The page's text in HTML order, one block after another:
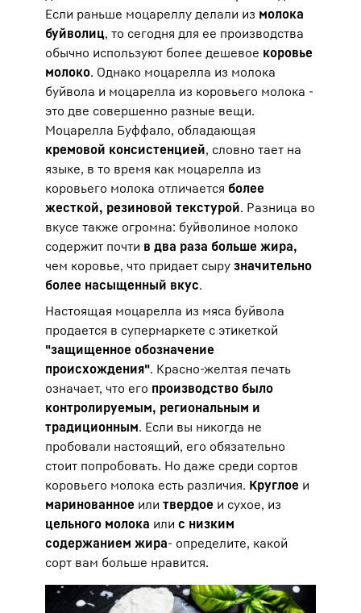
Если раньше моцареллу делали из молока
буйволиц, то сегодня для ее производства
обычно используют более дешевое коровье
молоко. Однако моцарелла из молока
буйвола и моцарелла из коровьего молока -
это две совершенно разные вещи.
Моцарелла Буффало, обладающая
кремовой консистенцией, словно тает на
языке, в то время как моцарелла из
коровьего молока отличается более
жесткой, резиновой текстурой. Разница во
вкусе также огромна: буйволиное молоко
содержит почти в два раза больше жира,
чем коровье, что придает сыру значительно
более насыщенный вкус.
Настоящая моцарелла из мяса буйвола
продается в супермаркете с этикеткой
"защищенное oбозначение
происхождения". Красно-желтая печать
означает, что его производство было
контролируемым, региональным и
традиционным. Если вы никогда не
пробовали настоящий, его обязательно
стоит попробовать. Но даже среди сортов
коровьего молока есть различия. Круглое и
маринованное или твердое и сухое, из
цельного молока или с низким
содержанием жира- определите, какой
сорт вам больше нравится.